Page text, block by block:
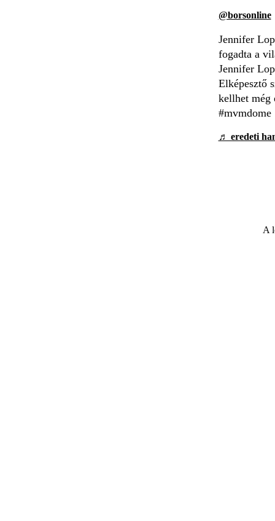
@borsonline
Jennifer
fogadta a
Jennifer
Elképesztő
kellhet még
#mvmdome
♬ eredeti
A